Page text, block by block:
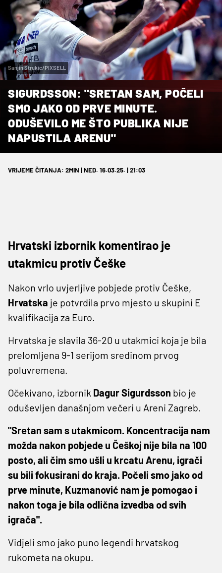
Sanjin Strukic/PIXSELL
SIGURDSSON: "SRETAN SAM, POČELI
SMO JAKO OD PRVE MINUTE.
ODUŠEVILO ME ŠTO PUBLIKA NIJE
NAPUSTILA ARENU"
VRIJEME ČITANJA: 2MIN | NED. 16.03.25. | 21:03
Hrvatski izbornik komentirao je
utakmicu protiv Češke
Nakon vrlo uvjerljive pobjede protiv Češke,
Hrvatska je potvrdila prvo mjesto u skupini E
kvalifikacija za Euro.
Hrvatska je slavila 36-20 u utakmici koja je bila
prelomljena 9-1 serijom sredinom prvog
poluvremena.
Očekivano, izbornik Dagur Sigurdsson bio je
oduševljen današnjom večeri u Areni Zagreb.
"Sretan sam s utakmicom. Koncentracija nam
možda nakon pobjede u Češkoj nije bila na 100
posto, ali čim smo ušli u krcatu Arenu, igrači
su bili fokusirani do kraja. Počeli smo jako od
prve minute, Kuzmanović nam je pomogao i
nakon toga je bila odlična izvedba od svih
igrača".
Vidjeli smo jako puno legendi hrvatskog
rukometa na okupu.